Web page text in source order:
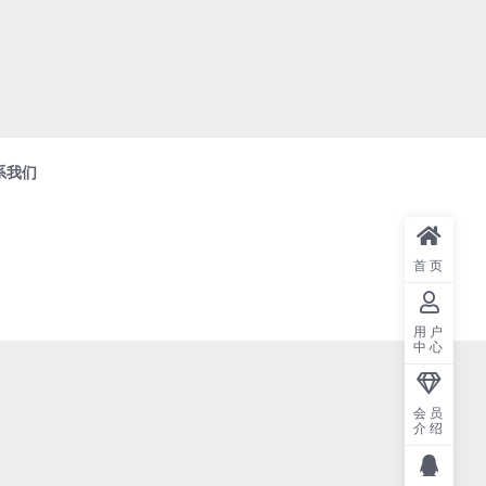
我们
首页
用户
中心
会员
介绍